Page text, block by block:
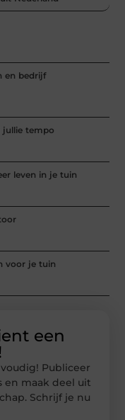
en bedrijf
jullie tempo
leven in je tuin
voor je tuin
een
Publiceer
en maak deel uit
Schrijf je nu